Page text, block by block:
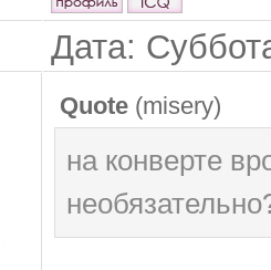
Дата:
Quote (misery)
на конверте